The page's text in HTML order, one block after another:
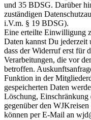
und 35 BDSG. Darüber
zuständigen
i.V.m. § 19 BDSG).
Eine erteilte Einwilligung
Daten kannst Du jederzeit
dass der Widerruf erst für
Verarbeitungen, die vor
betroffen.
Funktion in der
gespeicherten Daten
Löschung,
gegenüber den
können per E-Mail an